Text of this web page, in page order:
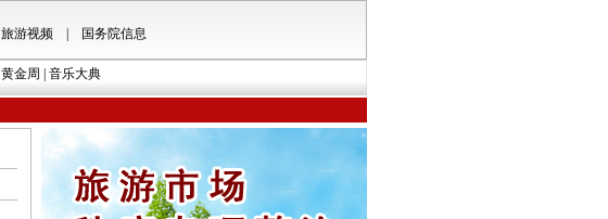
旅游视频| 国务院信息
黄金周 音乐大典